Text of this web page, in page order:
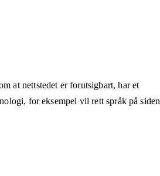
at nettstedet er forutsigbart, har et
for eksempel vil rett språk på siden